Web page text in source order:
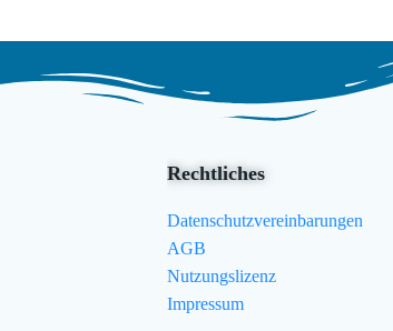
Rechtliches
Datenschutzvereinbarungen
AGB
Nutzungslizenz
Impressum